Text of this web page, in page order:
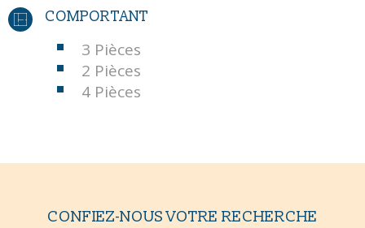
COMPORTANT
3 Pièces
2 Pièces
4 Pièces
CONFIEZ-NOUS VOTRE RECHERCHE